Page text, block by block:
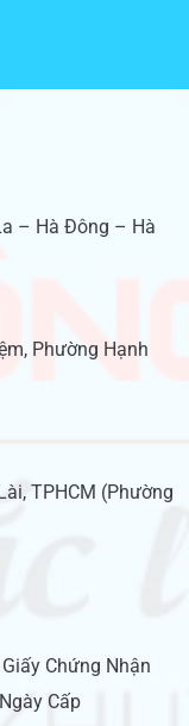
– Hà Đông – Hà
Phường Hạnh
TPHCM (Phường
Giấy Chứng Nhận
Cấp